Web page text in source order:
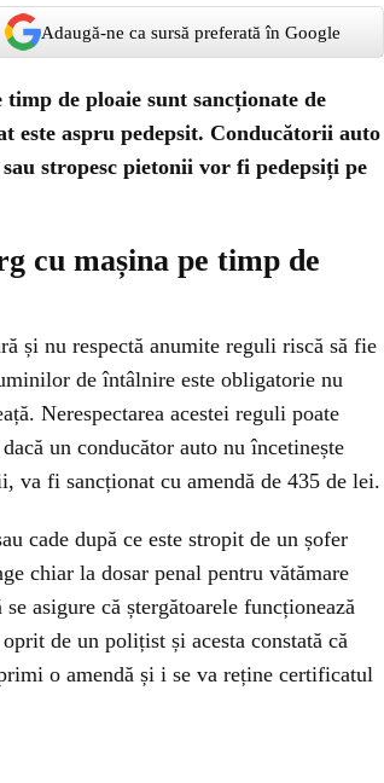
Adaugă-ne ca sursă preferată în Google
de ploaie sunt sancționate de
aspru pedepsit. Conducătorii auto
stropesc pietonii vor fi pedepsiți pe
cu mașina pe timp de
și nu respectă anumite reguli riscă să fie
de întâlnire este obligatorie nu
Nerespectarea acestei reguli poate
un conducător auto nu încetinește
va fi sancționat cu amendă de 435 de lei.
cade după ce este stropit de un șofer
chiar la dosar penal pentru vătămare
asigure că ștergătoarele funcționează
de un polițist și acesta constată că
o amendă și i se va reține certificatul